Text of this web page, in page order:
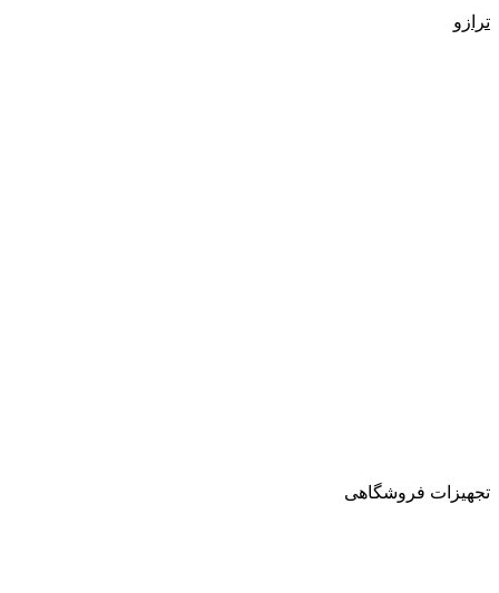
ترازو
تجهیزات فروشگاهی